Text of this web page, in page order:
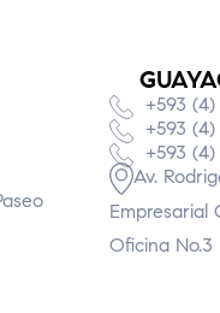
+593 (4)
+593 (4)
+593 (4)
Av.
Empresarial
Oficina No.3